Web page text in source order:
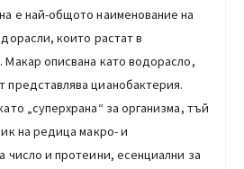
е най-общото наименование на
които растат в
описвана като водорасло,
представлява цианобактерия.
„суперхрана“ за организма, тъй
на редица макро- и
число и протеини, есенциални за